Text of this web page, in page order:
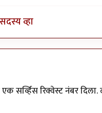
सदस्य व्हा
एक सर्व्हिस रिक्वेस्ट नंबर